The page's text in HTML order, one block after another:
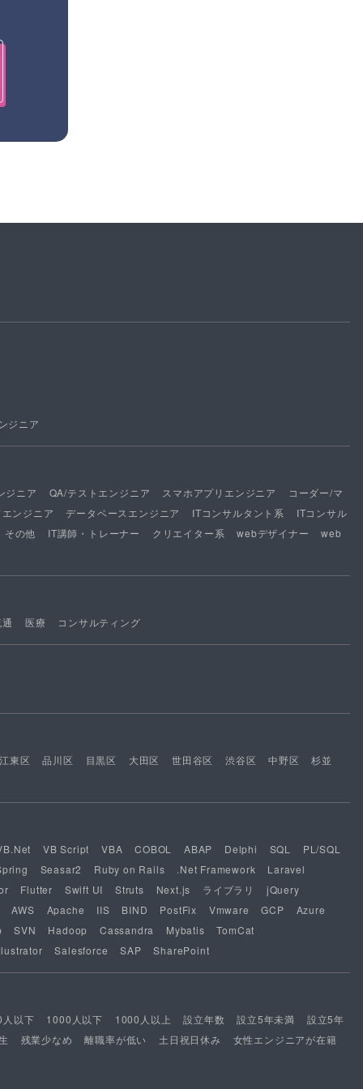
ジニア
ジニア QA/テストエンジニア スマホアプリエンジニア
コーダー/マ
ンジニア データベースエンジニア ITコンサルタント系
ITコンサル
その他 IT講師・トレーナー クリエイター系 webデザイナー
web
医療 コンサルティング
江東区 品川区 目黒区 大田区 世田谷区 渋谷区 中野区
杉並
VB Script VBA COBOL ABAP Delphi SQL
PL/SQL
Seasar2 Ruby on Rails .Net Framework
Laravel
Flutter Swift UI Struts Next.js ライブラリ
jQuery
AWS Apache IIS BIND PostFix Vmware GCP
Azure
SVN Hadoop Cassandra Mybatis
TomCat
Salesforce SAP SharePoint
以下 1000人以下 1000人以上 設立年数 設立5年未満
設立5年
残業少なめ 離職率が低い 土日祝日休み
女性エンジニアが在籍